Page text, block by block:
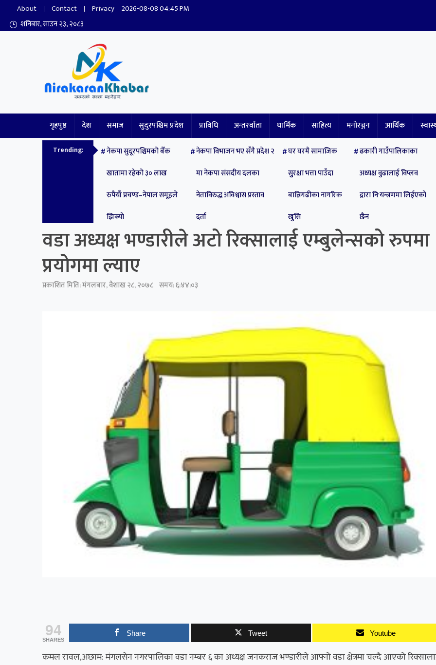
About Contact Privacy 2026-08-08 04:45 PM
शनिबार, साउन २३, २०८३
गृहपुष्ठ देश समाज सुदुरपश्चिम प्रदेश प्राविधि अन्तरर्वाता धार्मिक साहित्य मनोरञ्जन आर्थिक
Trending:
नेकपा सुदूरपश्चिमको बैँक
खातामा रहेको ३० लाख
रुपैयाँ प्रचण्ड–नेपाल समूहले
झिक्य‍ो
नेकपा विभाजन भए सँगै प्रदेश २
मा नेकपा संसदीय दलका
नेताविरुद्ध अविश्वास प्रस्ताव
दर्ता
घर घरमै सामाजिक
सुुरक्षा भत्ता पाउँदा
बान्निगढीका नागरिक
खुसि
ढकारी गाउँपालिकाका
अध्यक्ष वुढालाई विप्लव
द्रारा नि'यन्त्रणमा लिईएको
छैन
वडा अध्यक्ष भण्डारीले अटो रिक्सालाई एम्बुलेन्सको रुपमा
प्रयोगमा ल्याए
प्रकाशित मिति:मंगलबार, वैशाख २८, २०७८ समय: ६:४४:०३
94
SHARES
Share Tweet Youtube
कमल रावल,अछाम: मंगलसेन नगरपालिका वडा नम्बर ६ का अध्यक्ष जनकराज भण्डारीले आफ्नो वडा क्षेत्रमा चल्दै आएको